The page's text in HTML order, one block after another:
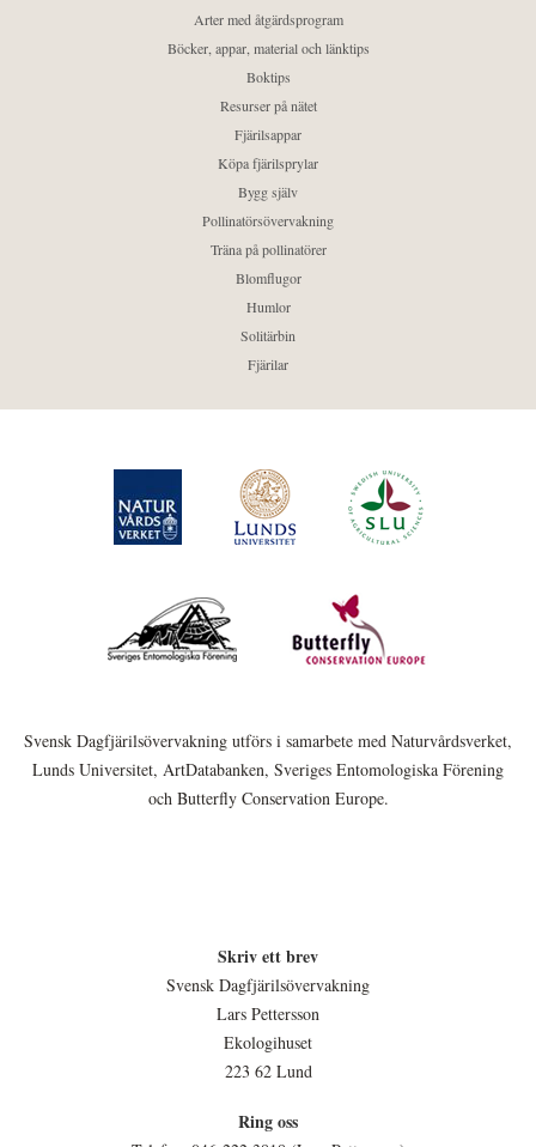
Arter med åtgärdsprogram
Böcker, appar, material och länktips
Boktips
Resurser på nätet
Fjärilsappar
Köpa fjärilsprylar
Bygg själv
Pollinatörsövervakning
Träna på pollinatörer
Blomflugor
Humlor
Solitärbin
Fjärilar
Svensk Dagfjärilsövervakning utförs i samarbete med Naturvårdsverket,
Lunds Universitet, ArtDatabanken, Sveriges Entomologiska Förening
och Butterfly Conservation Europe.
Skriv ett brev
Svensk Dagfjärilsövervakning
Lars Pettersson
Ekologihuset
223 62 Lund
Ring oss